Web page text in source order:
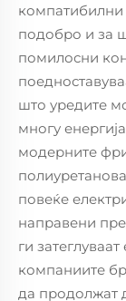
компатибилни
подобро и за
помилосни
што уредите
многу
модерните
повеќе
направени
ги
компаниите
да продолжат